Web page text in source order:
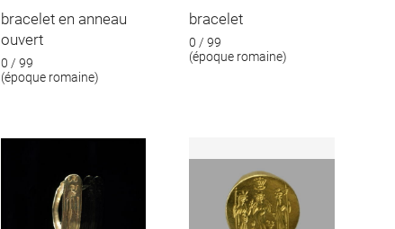
bracelet en anneau
ouvert
0 / 99
(époque romaine)
bracelet
0 / 99
(époque romaine)